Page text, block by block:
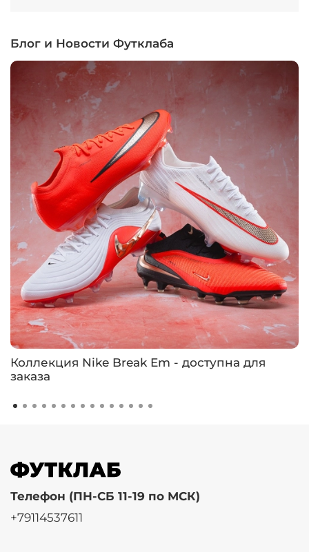
Блог и Новости Футклаба
Коллекция Nike Break Em - доступна для
заказа
Телефон (ПН-СБ 11-19 по МСК)
+79114537611